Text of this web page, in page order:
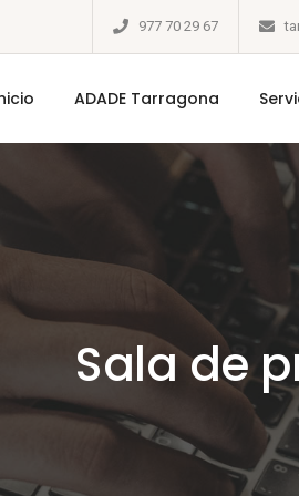
977 70 29 67
ADADE Tarragona
Sala de